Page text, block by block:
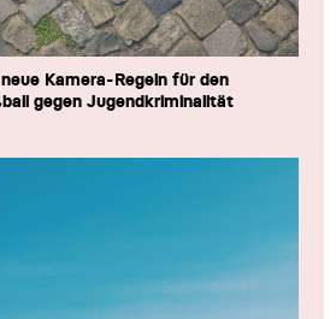
Kamera-Regeln für den
gegen Jugendkriminalität